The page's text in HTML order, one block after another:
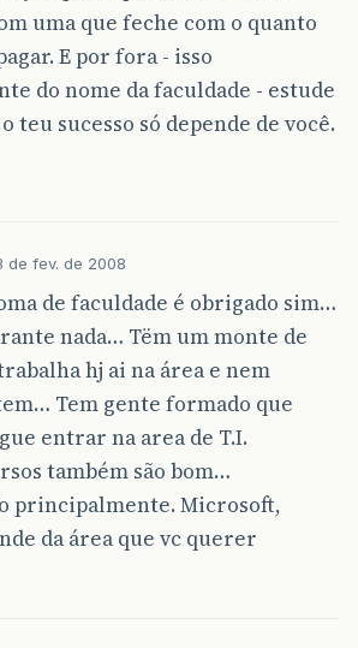
uma que feche com o quanto
E por fora - isso
do nome da faculdade - estude
teu sucesso só depende de você.
de fev. de 2008
de faculdade é obrigado sim…
nada… Tëm um monte de
hj ai na área e nem
Tem gente formado que
entrar na area de T.I.
também são bom…
principalmente. Microsoft,
da área que vc querer